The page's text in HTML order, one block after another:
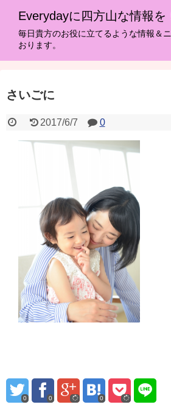
Everydayに四方山な情報を
毎日貴方のお役に立てるような情報＆
おります。
さいごに
2017/6/7 0
0 0 0